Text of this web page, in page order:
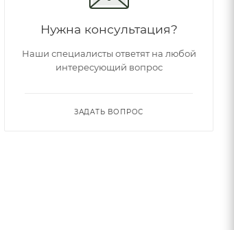
Нужна консультация?
Наши специалисты ответят на любой
интересующий вопрос
ЗАДАТЬ ВОПРОС